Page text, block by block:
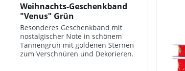
Weihnachts-Geschenkband
"Venus" Grün
Besonderes Geschenk­band mit
nostalgischer Note in schö­nem
Tannen­grün mit goldenen Sternen
zum Ver­schnüren und Dekorieren.